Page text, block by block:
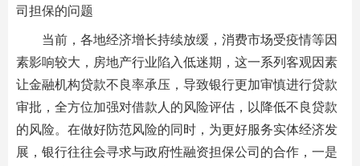
司担保的问题
当前，各地经济增长持续放缓，消费市场受疫情等因
素影响较大，房地产行业陷入低迷期，这一系列客观因素
让金融机构贷款不良率承压，导致银行更加审慎进行贷款
审批，全方位加强对借款人的风险评估，以降低不良贷款
的风险。在做好防范风险的同时，为更好服务实体经济发
展，银行往往会寻求与政府性融资担保公司的合作，一是